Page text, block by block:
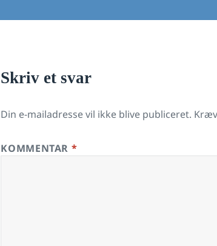
Skriv et svar
Din e-mailadresse vil ikke blive publiceret.
KOMMENTAR *